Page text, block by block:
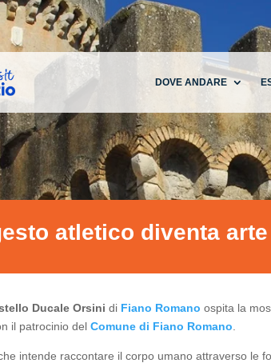
DOVE ANDARE
atletico diventa arte
Ducale Orsinidi Fiano Romano ospita la
il patrocinio delComune di Fiano Romano
intende raccontare il corpo umano attraverso